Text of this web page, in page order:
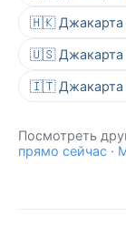
🇭🇰 Джакарта
🇺🇸 Джакарта
🇮🇹 Джакарта
Посмотреть
прямо сейчас ·